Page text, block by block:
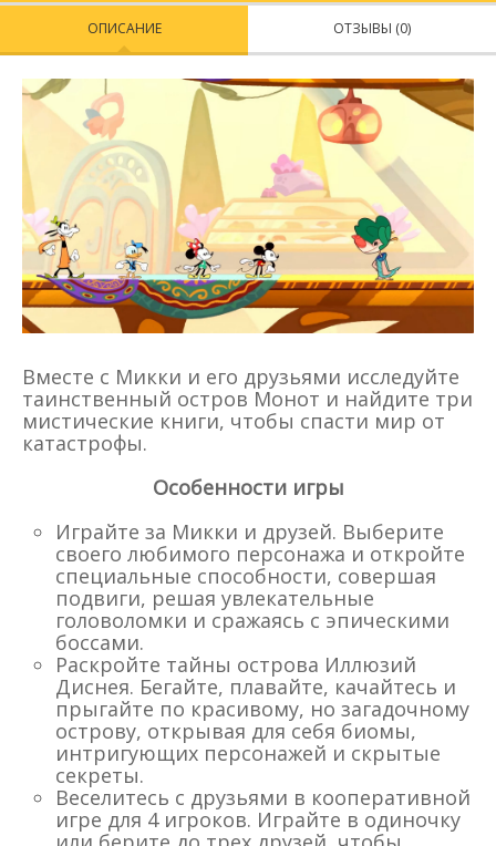
ОПИСАНИЕ ОТЗЫВЫ (0)
Вместе с Микки и его друзьями исследуйте
таинственный остров Монот и найдите три
мистические книги, чтобы спасти мир от
катастрофы.
Особенности игры
Играйте за Микки и друзей. Выберите
своего любимого персонажа и откройте
специальные способности, совершая
подвиги, решая увлекательные
головоломки и сражаясь с эпическими
боссами.
Раскройте тайны острова Иллюзий
Диснея. Бегайте, плавайте, качайтесь и
прыгайте по красивому, но загадочному
острову, открывая для себя биомы,
интригующих персонажей и скрытые
секреты.
Веселитесь с друзьями в кооперативной
игре для 4 игроков. Играйте в одиночку